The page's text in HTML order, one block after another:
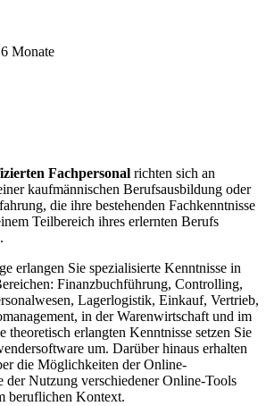
Monate
Fachpersonal richten sich an
kaufmännischen Berufsausbildung oder
die ihre bestehenden Fachkenntnisse
Teilbereich ihres erlernten Berufs
erlangen Sie spezialisierte Kenntnisse in
Finanzbuchführung, Controlling,
Lagerlogistik, Einkauf, Vertrieb,
in der Warenwirtschaft und im
theoretisch erlangten Kenntnisse setzen Sie
um. Darüber hinaus erhalten
die Möglichkeiten der Online-
der Nutzung verschiedener Online-Tools
beruflichen Kontext.